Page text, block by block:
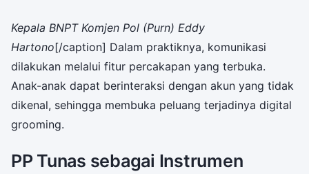
Kepala BNPT Komjen Pol (Purn) Eddy
Hartono[/caption] Dalam praktiknya, komunikasi
dilakukan melalui fitur percakapan yang terbuka.
Anak-anak dapat berinteraksi dengan akun yang tidak
dikenal, sehingga membuka peluang terjadinya digital
grooming.
PP Tunas sebagai Instrumen